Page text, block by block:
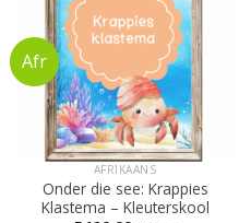
AFRIKAANS
Onder die see: Krappies
Klastema – Kleuterskool